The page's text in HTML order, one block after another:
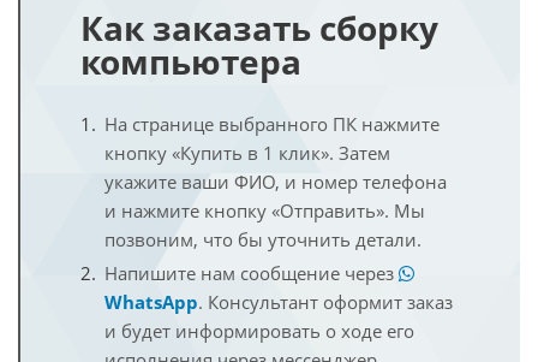
Как заказать сборку
компьютера
На странице выбранного ПК нажмите
кнопку «Купить в 1 клик». Затем
укажите ваши ФИО, и номер телефона
и нажмите кнопку «Отправить». Мы
позвоним, что бы уточнить детали.
Напишите нам сообщение через
WhatsApp. Консультант оформит заказ
и будет информировать о ходе его